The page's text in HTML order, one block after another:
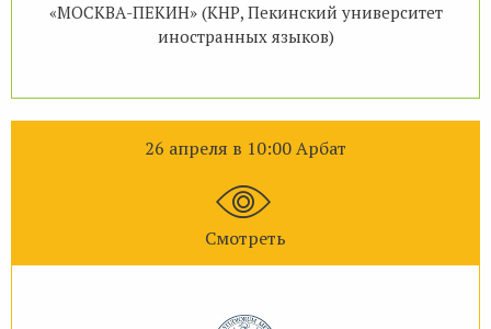
«МОСКВА-ПЕКИН» (КНР, Пекинский университет
иностранных языков)
26 апреля в 10:00 Арбат
Смотреть